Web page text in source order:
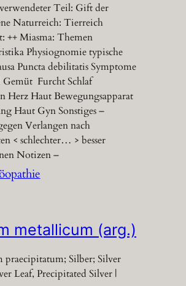
Teil: Gift der
Naturreich: Tierreich
++ Miasma: Themen
Physiognomie typische
Puncta debilitatis Symptome
Gemüt Furcht Schlaf
Herz Haut Bewegungsapparat
Haut Gyn Sonstiges –
Verlangen nach
< schlechter… > besser
Notizen –
metallicum (arg.)
praecipitatum; Silber; Silver
Leaf, Precipitated Silver |